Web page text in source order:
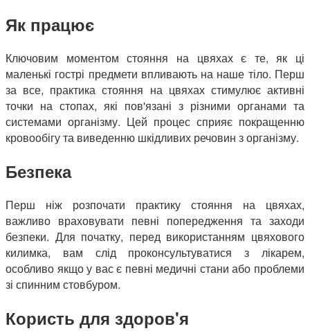
Як працює
Ключовим моментом стояння на цвяхах є те, як ці
маленькі гострі предмети впливають на наше тіло. Перш
за все, практика стояння на цвяхах стимулює активні
точки на стопах, які пов'язані з різними органами та
системами організму. Цей процес сприяє покращенню
кровообігу та виведенню шкідливих речовин з організму.
Безпека
Перш ніж розпочати практику стояння на цвяхах,
важливо враховувати певні попередження та заходи
безпеки. Для початку, перед використанням цвяхового
килимка, вам слід проконсультуватися з лікарем,
особливо якщо у вас є певні медичні стани або проблеми
зі спинним стовбуром.
Користь для здоров'я